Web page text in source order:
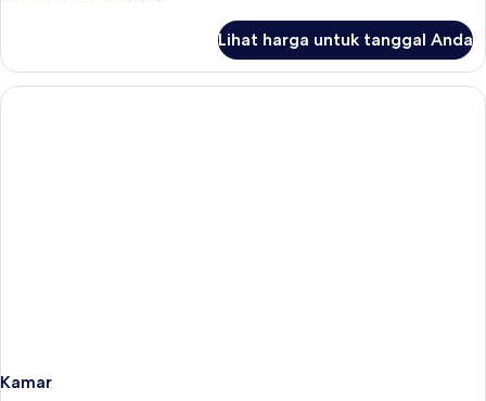
Deluxe
Twin
Room
Lihat harga untuk tanggal Anda
Kamar